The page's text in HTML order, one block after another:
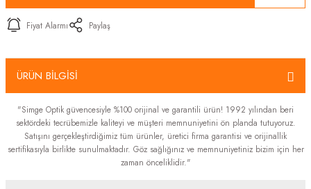
Fiyat Alarmı Paylaş
ÜRÜN BİLGİSİ
"Simge Optik güvencesiyle %100 orijinal ve garantili ürün! 1992 yılından beri
sektördeki tecrübemizle kaliteyi ve müşteri memnuniyetini ön planda tutuyoruz.
Satışını gerçekleştirdiğimiz tüm ürünler, üretici firma garantisi ve orijinallik
sertifikasıyla birlikte sunulmaktadır. Göz sağlığınız ve memnuniyetiniz bizim için her
zaman önceliklidir."